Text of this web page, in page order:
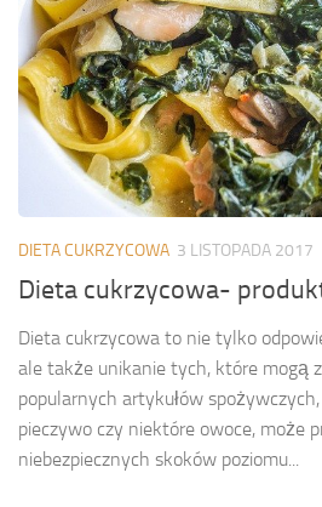
DIETA CUKRZYCOWA 3 LISTOPADA 2017
Dieta cukrzycowa-
Dieta cukrzycowa to nie tylko
ale także unikanie tych, które mogą
popularnych artykułów spożywczych,
pieczywo czy niektóre owoce, może
niebezpiecznych skoków poziomu...